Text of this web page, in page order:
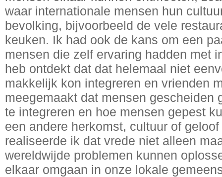
waar internationale mensen hun
bevolking, bijvoorbeeld de vele
keuken. Ik had ook de kans om een
mensen die zelf ervaring hadden met
heb ontdekt dat dat helemaal niet
makkelijk kon integreren en vrienden
meegemaakt dat mensen gescheiden
te integreren en hoe mensen gepest
een andere herkomst, cultuur of
realiseerde ik dat vrede niet alleen
wereldwijde problemen kunnen
elkaar omgaan in onze lokale